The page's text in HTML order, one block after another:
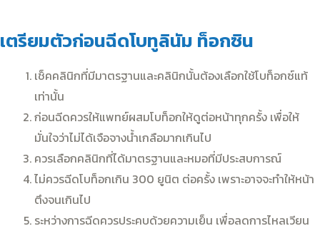
เตรียมตัวก่อนฉีดโบทูลินัม ท็อกซิน
เช็คคลินิกที่มีมาตรฐานและคลินิกนั้นต้องเลือกใช้โบท็อกซ์แท้
เท่านั้น
ก่อนฉีดควรให้แพทย์ผสมโบท็อกให้ดูต่อหน้าทุกครั้ง เพื่อให้
มั่นใจว่าไม่ได้เจือจางน้ำเกลือมากเกินไป
ควรเลือกคลินิกที่ได้มาตรฐานและหมอที่มีประสบการณ์
ไม่ควรฉีดโบท็อกเกิน 300 ยูนิต ต่อครั้ง เพราะอาจจะทำให้หน้า
ตึงจนเกินไป
ระหว่างการฉีดควรประคบด้วยความเย็น เพื่อลดการไหลเวียน